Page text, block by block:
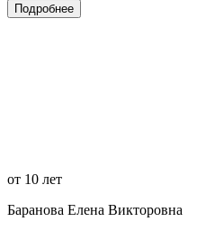
Подробнее
от 10 лет
Баранова Елена Викторовна